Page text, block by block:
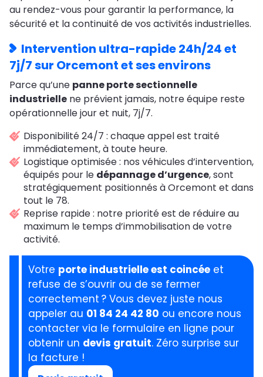
au rendez-vous pour garantir la performance, la
sécurité et la continuité de vos activités industrielles.
Intervention ultra-rapide 24h/24 et
7j/7 sur Orcemont et ses environs
Parce qu’une panne porte sectionnelle
industrielle ne prévient jamais, notre équipe reste
opérationnelle jour et nuit, 7j/7.
Disponibilité 24/7 : chaque appel est traité
immédiatement, à toute heure.
Logistique optimisée : nos véhicules d’intervention,
équipés pour le dépannage d’urgence, sont
stratégiquement positionnés à Orcemont et dans
tout le 78.
Reprise rapide : notre priorité est de réduire au
maximum le temps d’immobilisation de votre
activité.
Votre porte industrielle est coincée et
refuse de s’ouvrir ou de se fermer
correctement ? Vous devez juste nous
appeler au 01 84 24 42 80 ou encore nous
contacter via le formulaire en ligne pour
obtenir un devis gratuit. Zéro surprise sur
la facture !